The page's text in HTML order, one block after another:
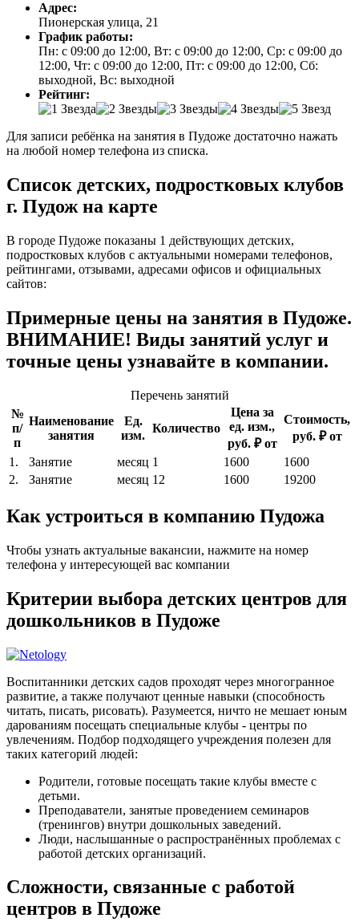
Адрес:
Пионерская улица, 21
График работы:
Пн: с 09:00 до 12:00, Вт: с 09:00 до 12:00, Ср: с 09:00 до
12:00, Чт: с 09:00 до 12:00, Пт: с 09:00 до 12:00, Сб:
выходной, Вс: выходной
Рейтинг:
Для записи ребёнка на занятия в Пудоже достаточно нажать
на любой номер телефона из списка.
Список детских, подростковых клубов
г. Пудож на карте
В городе Пудоже показаны 1 действующих детских,
подростковых клубов с актуальными номерами телефонов,
рейтингами, отзывами, адресами офисов и официальных
сайтов:
Примерные цены на занятия в Пудоже.
ВНИМАНИЕ! Виды занятий услуг и
точные цены узнавайте в компании.
Перечень занятий
№
п/
п
Наименование
занятия
Ед.
изм.
Количество
Цена за
ед. изм.,
руб. ₽ от
Стоимость,
руб. ₽ от
1.
Занятие месяц 1 1600
1600
2.
Занятие месяц 12 1600 19200
Как устроиться в компанию Пудожа
Чтобы узнать актуальные вакансии, нажмите на номер
телефона у интересующей вас компании
Критерии выбора детских центров для
дошкольников в Пудоже
Воспитанники детских садов проходят через многогранное
развитие, а также получают ценные навыки (способность
читать, писать, рисовать). Разумеется, ничто не мешает юным
дарованиям посещать специальные клубы - центры по
увлечениям. Подбор подходящего учреждения полезен для
таких категорий людей:
Родители, готовые посещать такие клубы вместе с
детьми.
Преподаватели, занятые проведением семинаров
(тренингов) внутри дошкольных заведений.
Люди, наслышанные о распространённых проблемах с
работой детских организаций.
Сложности, связанные с работой
центров в Пудоже